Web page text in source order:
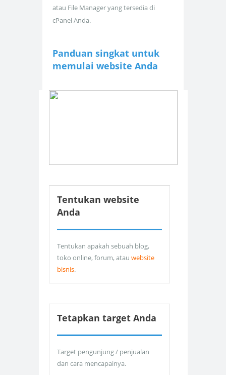
atau File Manager yang tersedia di
cPanel Anda.
Panduan singkat untuk
memulai website Anda
Tentukan website
Anda
Tentukan apakah sebuah blog,
toko online, forum, atau website
bisnis.
Tetapkan target Anda
Target pengunjung / penjualan
dan cara mencapainya.